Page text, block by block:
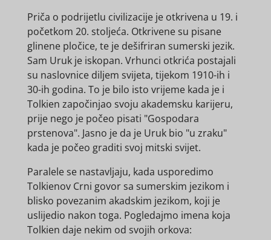
Priča o podrijetlu civilizacije je otkrivena u 19. i
početkom 20. stoljeća. Otkrivene su pisane
glinene pločice, te je dešifriran sumerski jezik.
Sam Uruk je iskopan. Vrhunci otkrića postajali
su naslovnice diljem svijeta, tijekom 1910-ih i
30-ih godina. To je bilo isto vrijeme kada je i
Tolkien započinjao svoju akademsku karijeru,
prije nego je počeo pisati "Gospodara
prstenova". Jasno je da je Uruk bio "u zraku"
kada je počeo graditi svoj mitski svijet.
Paralele se nastavljaju, kada usporedimo
Tolkienov Crni govor sa sumerskim jezikom i
blisko povezanim akadskim jezikom, koji je
uslijedio nakon toga. Pogledajmo imena koja
Tolkien daje nekim od svojih orkova: